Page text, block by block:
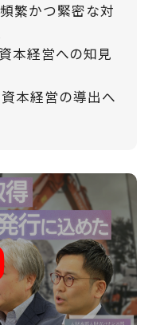
繁かつ緊密な対
本経営への知見
本経営の導出へ